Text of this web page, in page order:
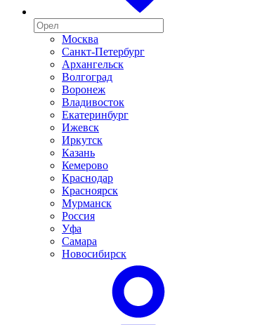
Москва
Санкт-Петербург
Архангельск
Волгоград
Воронеж
Владивосток
Екатеринбург
Ижевск
Иркутск
Казань
Кемерово
Краснодар
Красноярск
Мурманск
Россия
Уфа
Самара
Новосибирск